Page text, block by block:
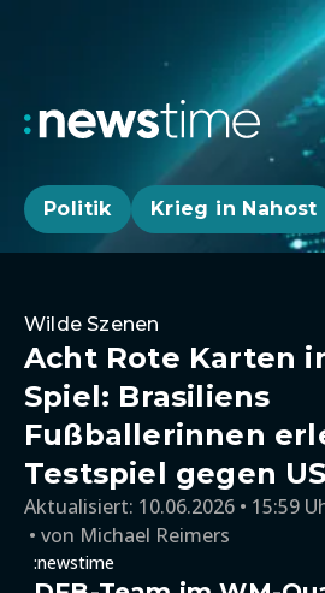
Politik Krieg in Nahost
Wilde Szenen
Acht Rote Karten
Spiel: Brasiliens
Fußballerinnen
Testspiel gegen
Aktualisiert: 10.06.2026 • 15:59
von Michael Reimers
:newstime